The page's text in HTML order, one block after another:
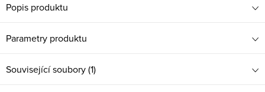
Popis produktu
Parametry produktu
Související soubory (1)